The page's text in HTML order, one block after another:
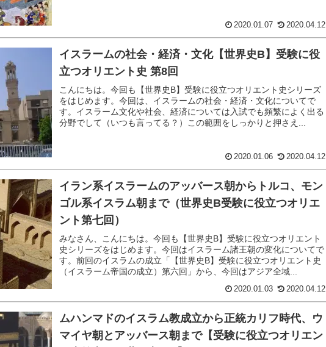
2020.01.07 2020.04.12
イスラームの社会・経済・文化【世界史B】受験に役
立つオリエント史 第8回
こんにちは。今回も【世界史B】受験に役立つオリエント史シリーズ
をはじめます。今回は、イスラームの社会・経済・文化についてで
す。イスラーム文化や社会、経済については入試でも頻繁によく出る
分野でして（いつも言ってる？）この範囲をしっかりと押さえ...
2020.01.06 2020.04.12
イラン系イスラームのアッバース朝からトルコ、モン
ゴル系イスラム朝まで（世界史B受験に役立つオリエ
ント第七回）
みなさん、こんにちは。今回も【世界史B】受験に役立つオリエント
史シリーズをはじめます。今回はイスラーム諸王朝の変化についてで
す。前回のイスラムの成立「【世界史B】受験に役立つオリエント史
（イスラーム帝国の成立）第六回」から、今回はアジア全域...
2020.01.03 2020.04.12
ムハンマドのイスラム教成立から正統カリフ時代、ウ
マイヤ朝とアッバース朝まで【受験に役立つオリエン